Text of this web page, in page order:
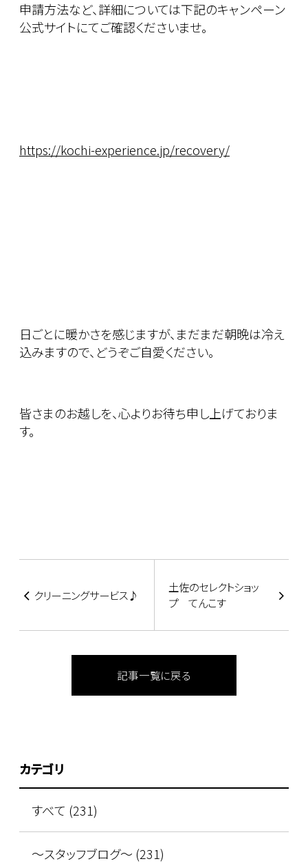
申請方法など、詳細については下記のキャンペーン
公式サイトにてご確認くださいませ。
https://kochi-experience.jp/recovery/
日ごとに暖かさを感じますが、まだまだ朝晩は冷え
込みますので、どうぞご自愛ください。
皆さまのお越しを、心よりお待ち申し上げておりま
す。
クリーニングサービス♪
土佐のセレクトショッ
プ てんこす
記事一覧に戻る
カテゴリ
すべて (231)
～スタッフブログ～ (231)